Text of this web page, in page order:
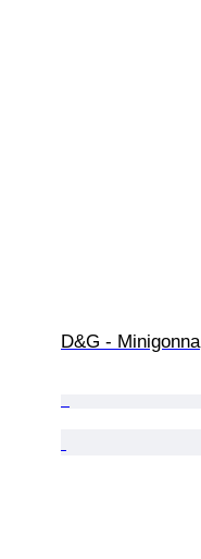
D&G - Minigonna